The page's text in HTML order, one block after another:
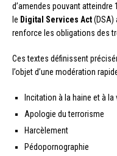
d’amendes pouvant atteindre
le Digital Services Act(DSA)
renforce les obligations des
Ces textes définissent
l’objet d’une modération
Incitation à la haine et à la
Apologie du terrorisme
Harcèlement
Pédopornographie